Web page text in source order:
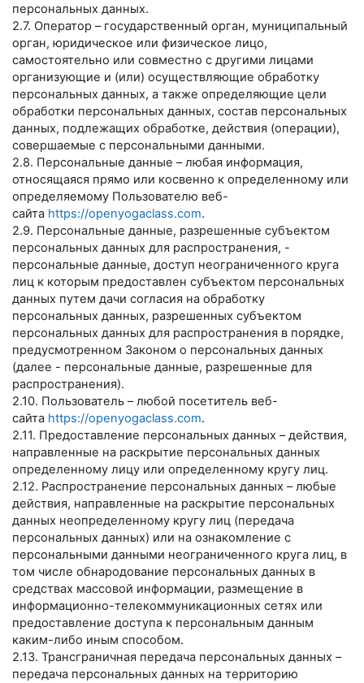
персональных данных.
2.7. Оператор – государственный орган, муниципальный
орган, юридическое или физическое лицо,
самостоятельно или совместно с другими лицами
организующие и (или) осуществляющие обработку
персональных данных, а также определяющие цели
обработки персональных данных, состав персональных
данных, подлежащих обработке, действия (операции),
совершаемые с персональными данными.
2.8. Персональные данные – любая информация,
относящаяся прямо или косвенно к определенному или
определяемому Пользователю веб-
сайта https://openyogaclass.com.
2.9. Персональные данные, разрешенные субъектом
персональных данных для распространения, -
персональные данные, доступ неограниченного круга
лиц к которым предоставлен субъектом персональных
данных путем дачи согласия на обработку
персональных данных, разрешенных субъектом
персональных данных для распространения в порядке,
предусмотренном Законом о персональных данных
(далее - персональные данные, разрешенные для
распространения).
2.10. Пользователь – любой посетитель веб-
сайта https://openyogaclass.com.
2.11. Предоставление персональных данных – действия,
направленные на раскрытие персональных данных
определенному лицу или определенному кругу лиц.
2.12. Распространение персональных данных – любые
действия, направленные на раскрытие персональных
данных неопределенному кругу лиц (передача
персональных данных) или на ознакомление с
персональными данными неограниченного круга лиц, в
том числе обнародование персональных данных в
средствах массовой информации, размещение в
информационно-телекоммуникационных сетях или
предоставление доступа к персональным данным
каким-либо иным способом.
2.13. Трансграничная передача персональных данных –
передача персональных данных на территорию